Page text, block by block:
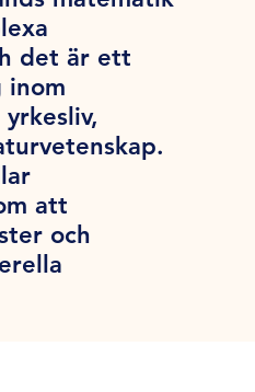
det är ett
att
och